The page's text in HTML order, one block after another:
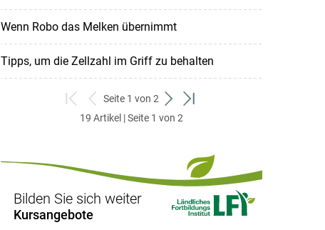
Wenn Robo das Melken übernimmt
Tipps, um die Zellzahl im Griff zu behalten
zum
ersten
zurück
zum
Seite 1 von 2
weiter
zum
zum
19 Artikel | Seite 1 von 2
Bilden Sie sich weiter
Kursangebote